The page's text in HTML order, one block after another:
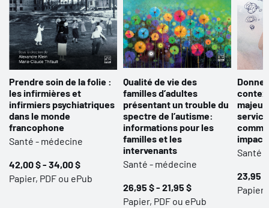
Prendre soin de la folie :
les infirmières et
infirmiers psychiatriques
dans le monde
francophone
Santé - médecine
42,00 $ - 34,00 $
Papier, PDF ou ePub
Qualité de vie des
familles d’adultes
présentant un trouble du
spectre de l’autisme:
informations pour les
familles et les
intervenants
Santé - médecine
26,95 $ - 21,95 $
Papier, PDF ou ePub
Santé
23,95
Papier,